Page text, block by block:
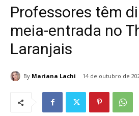
Professores têm
meia-entrada no
Laranjais
By Mariana Lachi 14 de outubro de